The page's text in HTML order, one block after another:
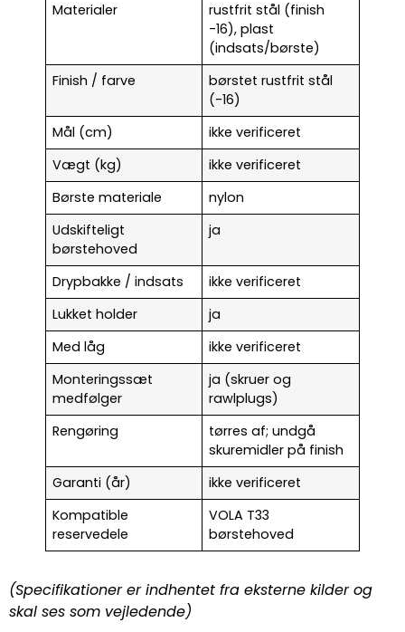
Materialer
rustfrit stål (finish
-16), plast
(indsats/børste)
Finish / farve
børstet rustfrit stål
(-16)
Mål (cm)
ikke verificeret
Vægt (kg)
ikke verificeret
Børste materiale
nylon
Udskifteligt
børstehoved
ja
Drypbakke / indsats
ikke verificeret
Lukket holder
ja
Med låg
ikke verificeret
Monteringssæt
medfølger
ja (skruer og
rawlplugs)
Rengøring
tørres af; undgå
skuremidler på finish
Garanti (år)
ikke verificeret
Kompatible
reservedele
VOLA T33
børstehoved
(Specifikationer er indhentet fra eksterne kilder og
skal ses som vejledende)